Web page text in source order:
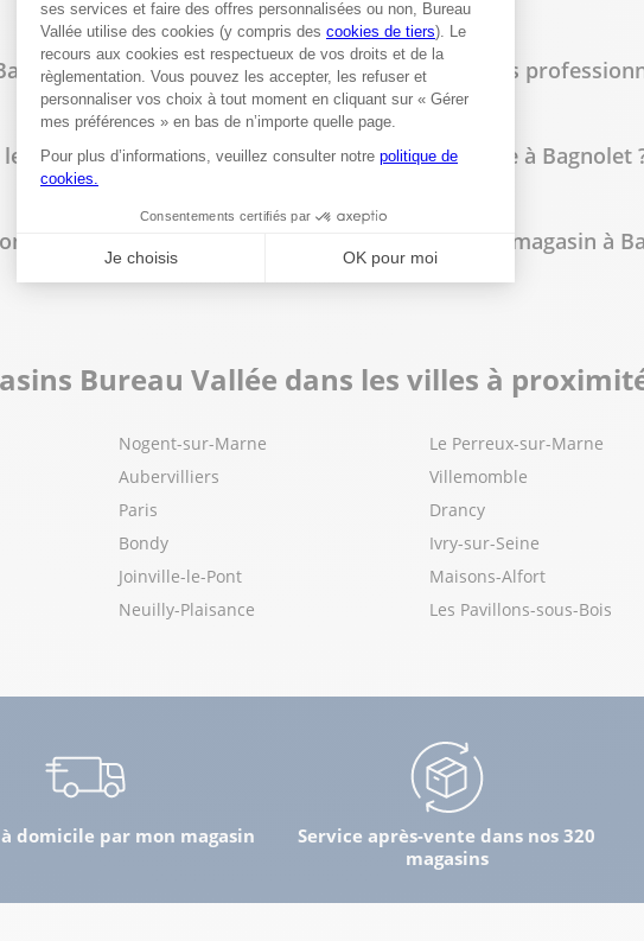
propose-t-il des tarifs spécifiques pour les
horaires d'ouverture du magasin Bureau Vallée à Bagnolet
en ligne et de retirer sa commande en magasin à
Bureau Vallée dans les villes à
Nogent-sur-Marne
Aubervilliers
Paris
Bondy
Joinville-le-Pont
Neuilly-Plaisance
Le Perreux-sur-Marne
Villemomble
Drancy
Ivry-sur-Seine
Maisons-Alfort
Les Pavillons-sous-Bois
domicile par mon magasin
Service après-vente dans nos 320
magasins